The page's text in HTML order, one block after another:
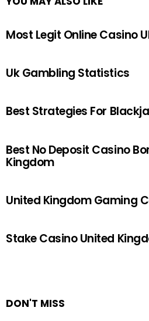
Most Legit Online Casino
Uk Gambling Statistics
Best Strategies For
Best No Deposit Casino
Kingdom
United Kingdom Gaming
Stake Casino United
DON'T MISS